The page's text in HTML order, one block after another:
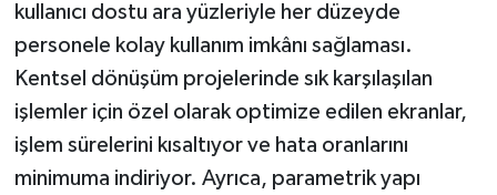
kullanıcı dostu ara yüzleriyle her düzeyde
personele kolay kullanım imkânı sağlaması.
Kentsel dönüşüm projelerinde sık karşılaşılan
işlemler için özel olarak optimize edilen ekranlar,
işlem sürelerini kısaltıyor ve hata oranlarını
minimuma indiriyor. Ayrıca, parametrik yapı